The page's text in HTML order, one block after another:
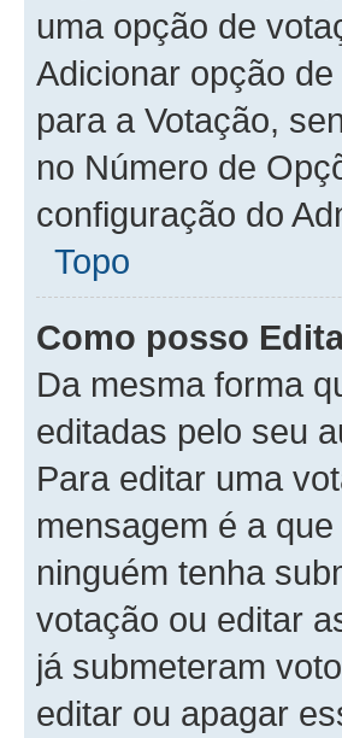
uma opção de
Adicionar opção
para a Votação,
no Número de
configuração do
Topo
Como posso
Da mesma forma
editadas pelo seu
Para editar uma
mensagem é a
ninguém tenha
votação ou editar
já submeteram
editar ou apagar